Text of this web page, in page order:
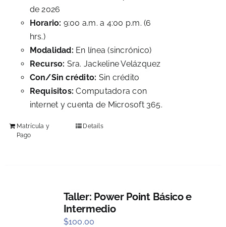
de 2026
Horario: 9:00 a.m. a 4:00 p.m. (6
hrs.)
Modalidad: En línea (sincrónico)
Recurso: Sra. Jackeline Velázquez
Con/Sin crédito: Sin crédito
Requisitos: Computadora con
internet y cuenta de Microsoft 365.
Matrícula y
Pago
Details
Taller: Power Point Básico e
Intermedio
$100.00